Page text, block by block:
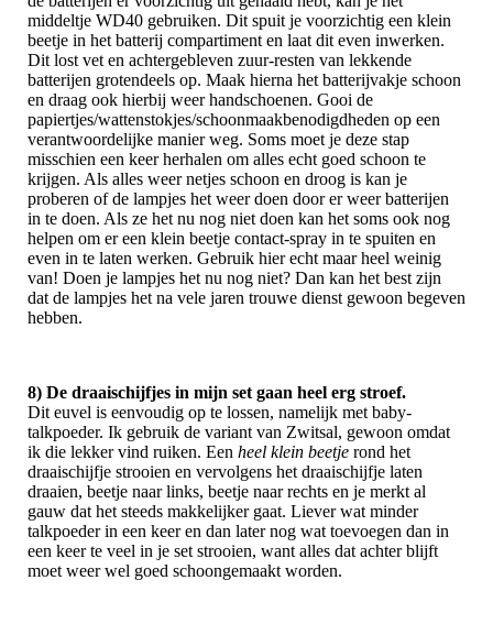
middeltje WD40 gebruiken. Dit spuit je voorzichtig een klein
beetje in het batterij compartiment en laat dit even inwerken.
Dit lost vet en achtergebleven zuur-resten van lekkende
batterijen grotendeels op. Maak hierna het batterijvakje schoon
en draag ook hierbij weer handschoenen. Gooi de
papiertjes/wattenstokjes/schoonmaakbenodigdheden op een
verantwoordelijke manier weg. Soms moet je deze stap
misschien een keer herhalen om alles echt goed schoon te
krijgen. Als alles weer netjes schoon en droog is kan je
proberen of de lampjes het weer doen door er weer batterijen
in te doen. Als ze het nu nog niet doen kan het soms ook nog
helpen om er een klein beetje contact-spray in te spuiten en
even in te laten werken. Gebruik hier echt maar heel weinig
van! Doen je lampjes het nu nog niet? Dan kan het best zijn
dat de lampjes het na vele jaren trouwe dienst gewoon begeven
hebben.
8) De draaischijfjes in mijn set gaan heel erg stroef.
Dit euvel is eenvoudig op te lossen, namelijk met baby-
talkpoeder. Ik gebruik de variant van Zwitsal, gewoon omdat
ik die lekker vind ruiken. Een heel klein beetje rond het
draaischijfje strooien en vervolgens het draaischijfje laten
draaien, beetje naar links, beetje naar rechts en je merkt al
gauw dat het steeds makkelijker gaat. Liever wat minder
talkpoeder in een keer en dan later nog wat toevoegen dan in
een keer te veel in je set strooien, want alles dat achter blijft
moet weer wel goed schoongemaakt worden.